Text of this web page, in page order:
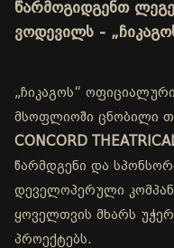
წარმოგიდგენთ
ვოდევილს -
„ჩიკაგოს“
მსოფლიოში ცნობილი
CONCORD
წარმდგენი და
დეველოპერული
ყოველთვის მხარს
პროექტებს.